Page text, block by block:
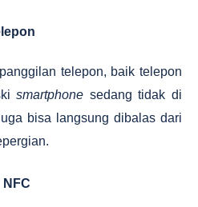
telepon, baik telepon
smartphone sedang tidak di
bisa langsung dibalas dari